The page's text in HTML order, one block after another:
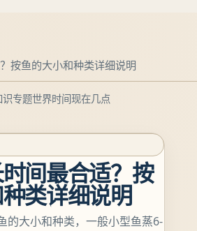
按鱼的大小和种类详细说明
识专题世界时间现在几点
间最合适？按
类详细说明
的大小和种类，一般小型鱼蒸6-